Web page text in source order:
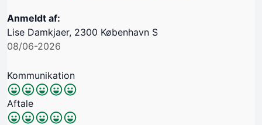
Anmeldt af:
Lise Damkjaer, 2300 København S
08/06-2026
Kommunikation
Aftale